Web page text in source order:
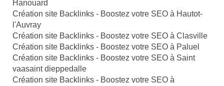
Hanouard
Création site Backlinks - Boostez votre SEO à Hautot-
l'Auvray
Création site Backlinks - Boostez votre SEO à Clasville
Création site Backlinks - Boostez votre SEO à Paluel
Création site Backlinks - Boostez votre SEO à Saint
vaasaint dieppedalle
Création site Backlinks - Boostez votre SEO à